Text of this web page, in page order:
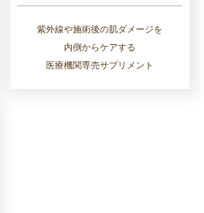
紫外線や施術後の肌ダメージを
内側からケアする
医療機関専売サプリメント